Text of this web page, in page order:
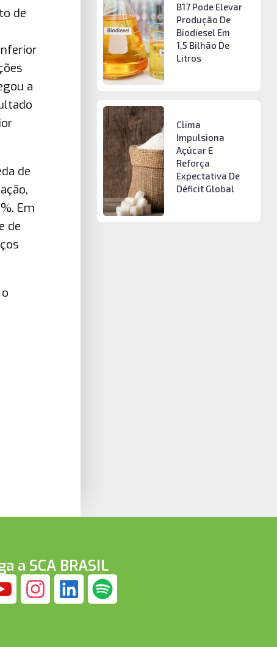
de
a
de
Em
de
B17 Pode Elevar
Produção De
Biodiesel Em
1,5 Bilhão De
Litros
Clima
Impulsiona
Açúcar E
Reforça
Expectativa De
Déficit Global
a SCA BRASIL